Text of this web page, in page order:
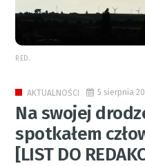
RED.
AKTUALNOŚCI 5 sierpnia
Na swojej
spotkałem
[LIST DO